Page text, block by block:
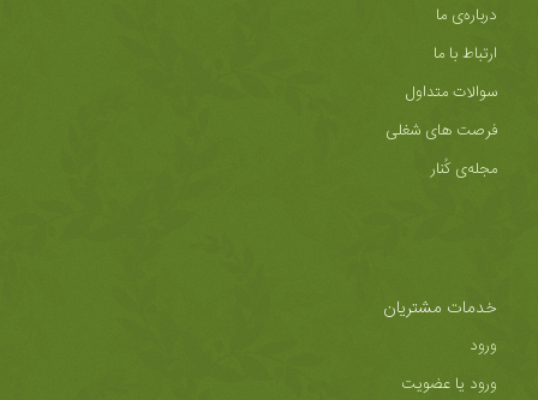
درباره‌ی ما
ارتباط با ما
سوالات متداول
فرصت های شغلی
مجله‌ی کُنار
خدمات مشتریان
ورود
ورود یا عضویت